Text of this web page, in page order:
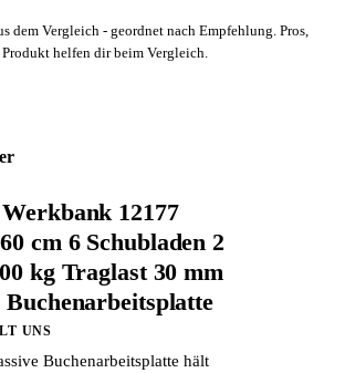
dem Vergleich - geordnet nach Empfehlung. Pros,
helfen dir beim Vergleich.
12177
cm 6 Schubladen 2
kg Traglast 30 mm
Buchenarbeitsplatte
UNS
Buchenarbeitsplatte hält